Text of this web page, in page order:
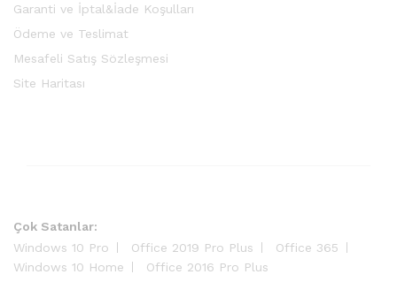
Garanti ve İptal&İade Koşulları
Ödeme ve Teslimat
Mesafeli Satış Sözleşmesi
Site Haritası
Çok Satanlar:
Windows 10 Pro
Office 2019 Pro Plus
Office 365
Windows 10 Home
Office 2016 Pro Plus